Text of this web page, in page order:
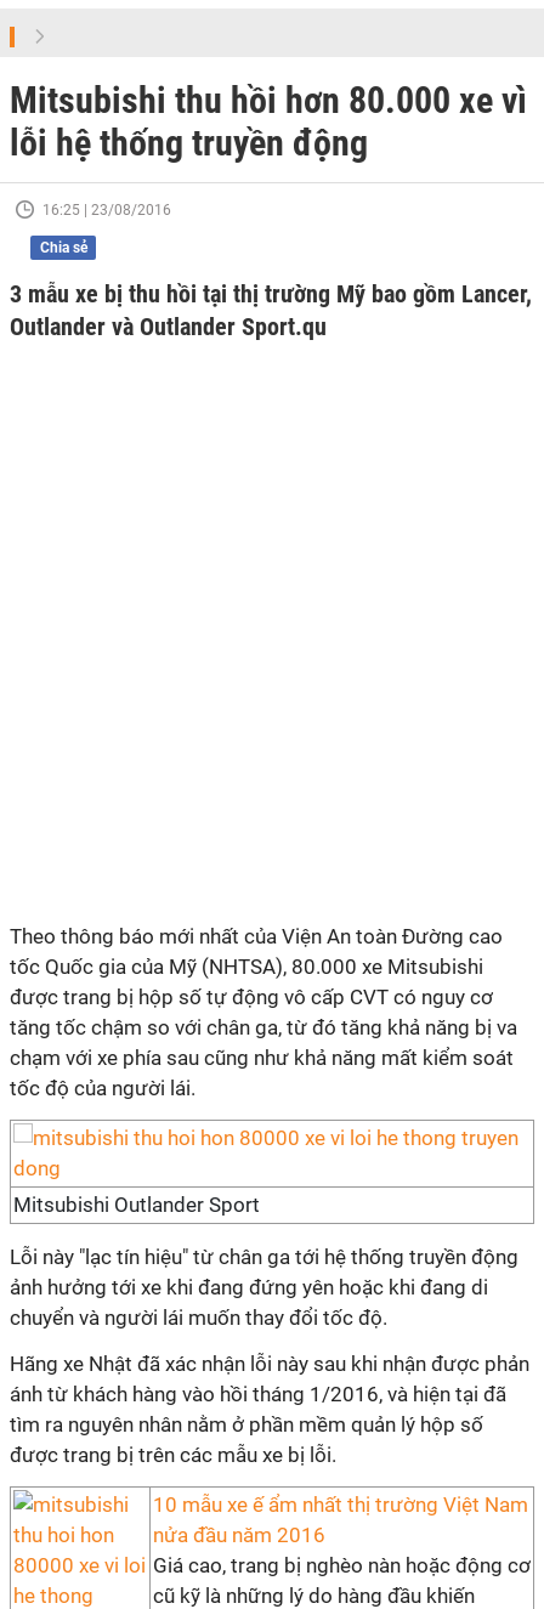
Mitsubishi thu hồi hơn 80.000 xe vì
lỗi hệ thống truyền động
16:25 | 23/08/2016
Chia sẻ
3 mẫu xe bị thu hồi tại thị trường Mỹ bao gồm Lancer,
Outlander và Outlander Sport.qu
Theo thông báo mới nhất của Viện An toàn Đường cao
tốc Quốc gia của Mỹ (NHTSA), 80.000 xe Mitsubishi
được trang bị hộp số tự động vô cấp CVT có nguy cơ
tăng tốc chậm so với chân ga, từ đó tăng khả năng bị va
chạm với xe phía sau cũng như khả năng mất kiểm soát
tốc độ của người lái.
Mitsubishi Outlander Sport
Lỗi này "lạc tín hiệu" từ chân ga tới hệ thống truyền động
ảnh hưởng tới xe khi đang đứng yên hoặc khi đang di
chuyển và người lái muốn thay đổi tốc độ.
Hãng xe Nhật đã xác nhận lỗi này sau khi nhận được phản
ánh từ khách hàng vào hồi tháng 1/2016, và hiện tại đã
tìm ra nguyên nhân nằm ở phần mềm quản lý hộp số
được trang bị trên các mẫu xe bị lỗi.
10 mẫu xe ế ẩm nhất thị trường Việt Nam
nửa đầu năm 2016
Giá cao, trang bị nghèo nàn hoặc động cơ
cũ kỹ là những lý do hàng đầu khiến